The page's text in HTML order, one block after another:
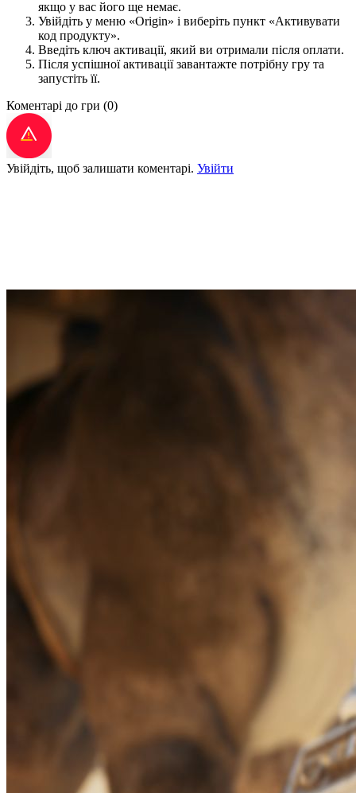
якщо у вас його ще немає.
Увійдіть у меню «Origin» і виберіть пункт «Активувати
код продукту».
Введіть ключ активації, який ви отримали після оплати.
Після успішної активації завантажте потрібну гру та
запустіть її.
Коментарі до гри (0)
Увійдіть, щоб залишати коментарі. Увійти